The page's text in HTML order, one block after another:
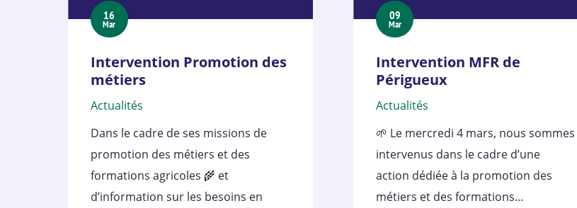
16
Mar
Intervention Promotion des
métiers
Actualités
Dans le cadre de ses missions de
promotion des métiers et des
formations agricoles 🌾 et
d’information sur les besoins en
09
Mar
Intervention MFR de
Périgueux
Actualités
🌱 Le mercredi 4 mars, nous sommes
intervenus dans le cadre d’une
action dédiée à la promotion des
métiers et des formations...